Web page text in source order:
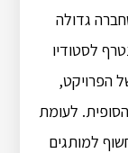
גדולה
לסטודיו
הפרויקט,
לעומת
למותגים